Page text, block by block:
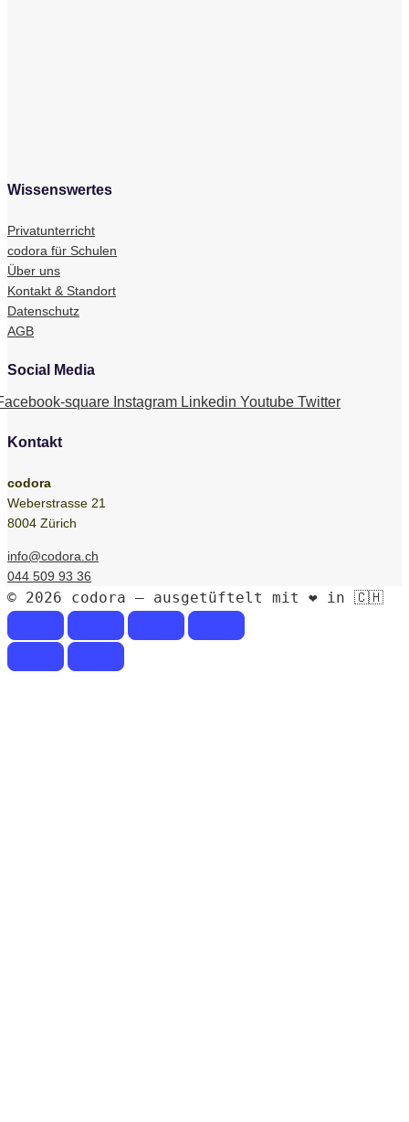
Wissenswertes
Privatunterricht
codora für Schulen
Über uns
Kontakt & Standort
Datenschutz
AGB
Social Media
square Instagram Linkedin Youtube Twitter
Kontakt
codora
Weberstrasse 21
8004 Zürich
info@codora.ch
044 509 93 36
© 2026 codora – ausgetüftelt mit ❤️ in 🇨🇭